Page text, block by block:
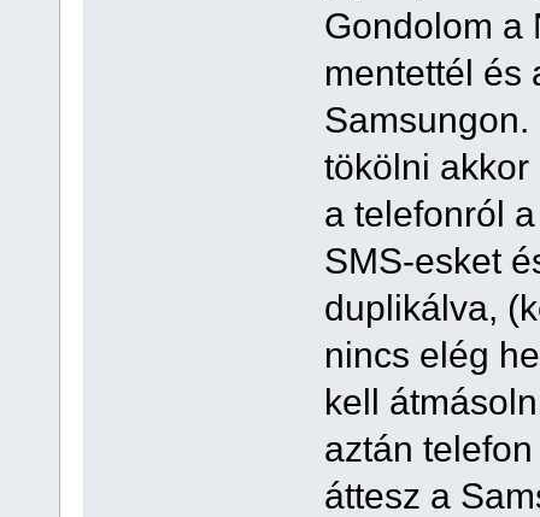
Gondolom a
mentettél és
tökölni
a telefonról
SMS-esket
duplikálva,
nincs elég
kell
aztán
áttesz a